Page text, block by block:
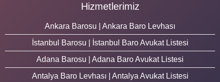
Hizmetlerimiz
Ankara Barosu | Ankara Baro Levhası
İstanbul Barosu | İstanbul Baro Avukat Listesi
Adana Barosu | Adana Baro Avukat Listesi
Antalya Baro Levhası | Antalya Avukat Listesi